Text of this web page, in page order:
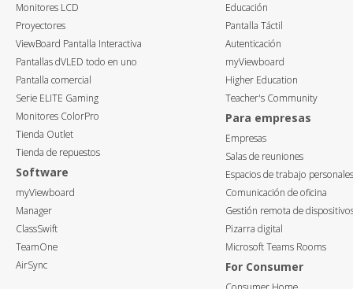
Monitores LCD
Proyectores
ViewBoard Pantalla Interactiva
Pantallas dVLED todo en uno
Pantalla comercial
Serie ELITE Gaming
Monitores ColorPro
Tienda Outlet
Tienda de repuestos
Software
myViewboard
Manager
ClassSwift
TeamOne
AirSync
Educación
Pantalla Táctil
Autenticación
myViewboard
Higher Education
Teacher's Community
Para empresas
Empresas
Salas de reuniones
Espacios de trabajo
Comunicación de oficina
Gestión remota de
Pizarra digital
Microsoft Teams Rooms
For Consumer